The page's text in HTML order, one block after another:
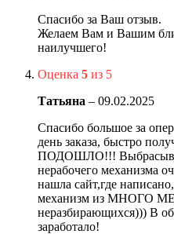
Спасибо за Ваш отзыв.
Желаем Вам и Вашим
наилучшего!
Оценка 5 из 5
Татьяна – 09.02.2025
Спасибо большое за
день заказа, быстро
ПОДОШЛО!!!
нерабочего механизма
нашла сайт,где
механизм из МНОГО
неразбирающихся))) В
заработало!